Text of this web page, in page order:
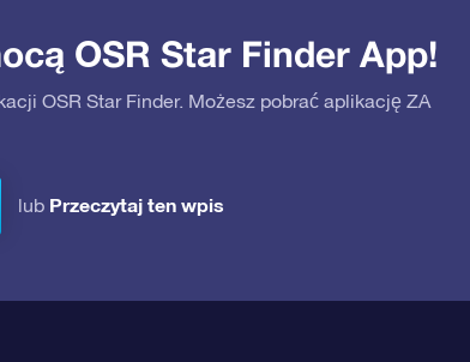
OSR Star Finder App!
OSR Star Finder. Możesz pobrać aplikację ZA
lub Przeczytaj ten wpis